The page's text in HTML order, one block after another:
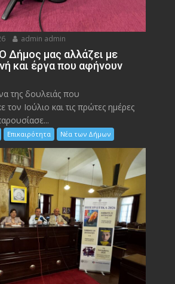
admin admin
Δήμος μας αλλάζει με
και έργα που αφήνουν
της δουλειάς που
τον Ιούλιο και τις πρώτες ημέρες
Επικαιρότητα Νέα των Δήμων